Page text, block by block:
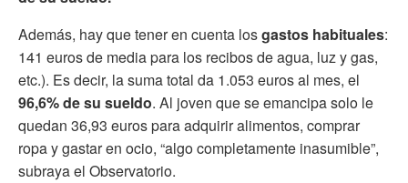
Además, hay que tener en cuenta losgastos habituales:
141 euros de media para los recibos de agua, luz y gas,
etc.). Es decir, la suma total da 1.053 euros al mes, el
96,6% de su sueldo. Al joven que se emancipa solo le
quedan 36,93 euros para adquirir alimentos, comprar
ropa y gastar en ocio, “algo completamente inasumible”,
subraya el Observatorio.